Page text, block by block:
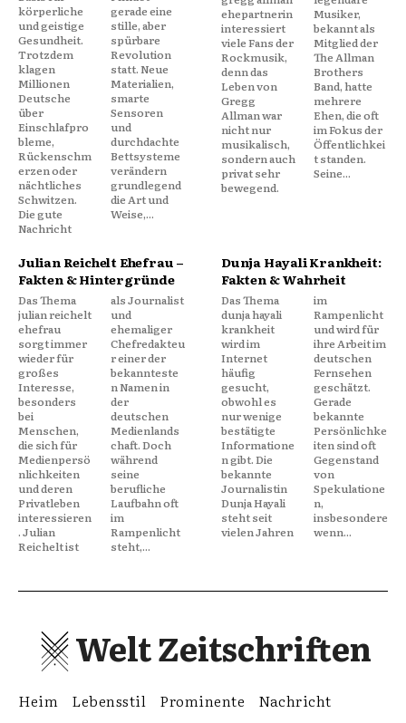
körperliche
und geistige
Gesundheit.
Trotzdem
klagen
Millionen
Deutsche
über
Einschlafpro
bleme,
Rückenschm
erzen oder
nächtliches
Schwitzen.
Die gute
Nachricht
gerade eine
stille, aber
spürbare
Revolution
statt. Neue
Materialien,
smarte
Sensoren
und
durchdachte
Bettsysteme
verändern
grundlegend
die Art und
Weise,...
ehepartnerin
interessiert
viele Fans der
Rockmusik,
denn das
Leben von
Gregg
Allman war
nicht nur
musikalisch,
sondern auch
privat sehr
bewegend.
Musiker,
bekannt als
Mitglied der
The Allman
Brothers
Band, hatte
mehrere
Ehen, die oft
im Fokus der
Öffentlichkei
t standen.
Seine...
Julian Reichelt Ehefrau –
Fakten & Hintergründe
Das Thema
julian reichelt
ehefrau
sorgt immer
wieder für
großes
Interesse,
besonders
bei
Menschen,
die sich für
Medienpersö
nlichkeiten
und deren
Privatleben
interessieren
. Julian
Reichelt ist
als Journalist
und
ehemaliger
Chefredakteu
r einer der
bekannteste
n Namen in
der
deutschen
Medienlands
chaft. Doch
während
seine
berufliche
Laufbahn oft
im
Rampenlicht
steht,...
Dunja Hayali Krankheit:
Fakten & Wahrheit
Das Thema
dunja hayali
krankheit
wird im
Internet
häufig
gesucht,
obwohl es
nur wenige
bestätigte
Informatione
n gibt. Die
bekannte
Journalistin
Dunja Hayali
steht seit
vielen Jahren
im
Rampenlicht
und wird für
ihre Arbeit im
deutschen
Fernsehen
geschätzt.
Gerade
bekannte
Persönlichke
iten sind oft
Gegenstand
von
Spekulatione
n,
insbesondere
wenn...
Welt Zeitschriften
Heim Lebensstil Prominente
Nachricht